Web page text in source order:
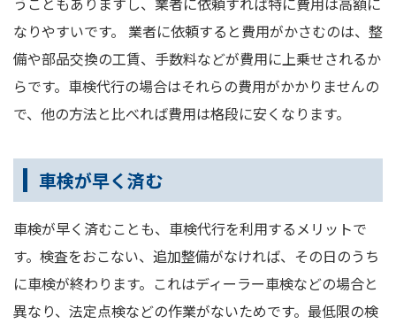
なりやすいです。 業者に依頼すると費用がかさむのは、整
備や部品交換の工賃、手数料などが費用に上乗せされるか
らです。車検代行の場合はそれらの費用がかかりませんの
で、他の方法と比べれば費用は格段に安くなります。
車検が早く済む
車検が早く済むことも、車検代行を利用するメリットで
す。検査をおこない、追加整備がなければ、その日のうち
に車検が終わります。これはディーラー車検などの場合と
異なり、法定点検などの作業がないためです。最低限の検